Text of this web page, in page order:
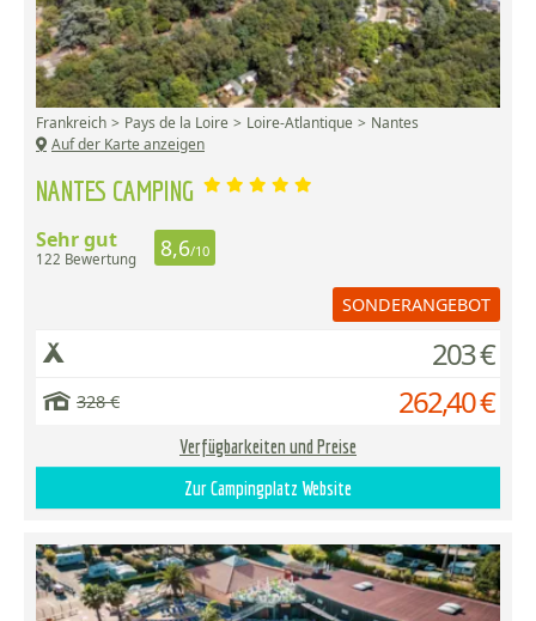
NANTES CAMPING
Frankreich Pays de la Loire Loire-Atlantique
Nantes
Auf der Karte anzeigen
Sehr gut
122 Bewertung 8,6/10
SONDERANGEBOT
203 €
328 € 262,40 €
Verfügbarkeiten und Preise
Zur Campingplatz Website